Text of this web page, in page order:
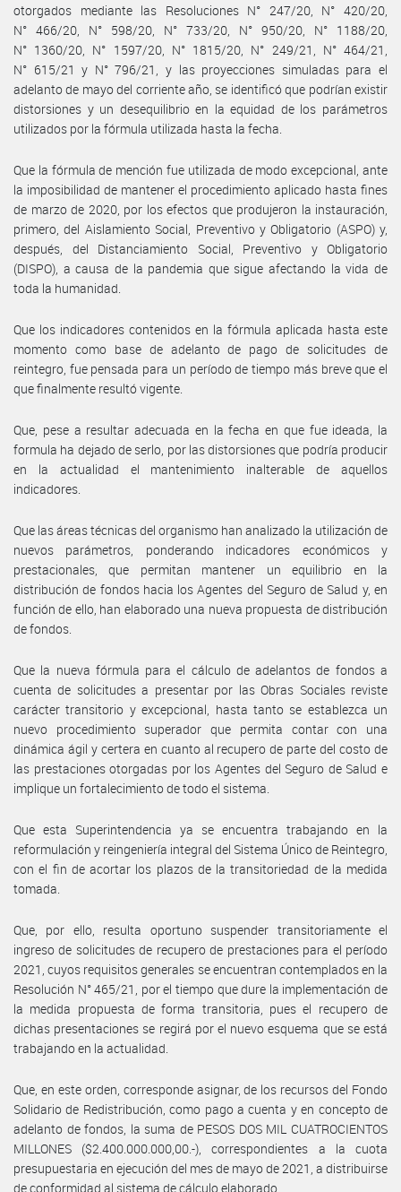
otorgados mediante las Resoluciones N° 247/20, N° 420/20,
N° 466/20, N° 598/20, N° 733/20, N° 950/20, N° 1188/20,
N° 1360/20, N° 1597/20, N° 1815/20, N° 249/21, N° 464/21,
N° 615/21 y N° 796/21, y las proyecciones simuladas para el
adelanto de mayo del corriente año, se identificó que podrían existir
distorsiones y un desequilibrio en la equidad de los parámetros
utilizados por la fórmula utilizada hasta la fecha.
Que la fórmula de mención fue utilizada de modo excepcional, ante
la imposibilidad de mantener el procedimiento aplicado hasta fines
de marzo de 2020, por los efectos que produjeron la instauración,
primero, del Aislamiento Social, Preventivo y Obligatorio (ASPO) y,
después, del Distanciamiento Social, Preventivo y Obligatorio
(DISPO), a causa de la pandemia que sigue afectando la vida de
toda la humanidad.
Que los indicadores contenidos en la fórmula aplicada hasta este
momento como base de adelanto de pago de solicitudes de
reintegro, fue pensada para un período de tiempo más breve que el
que finalmente resultó vigente.
Que, pese a resultar adecuada en la fecha en que fue ideada, la
formula ha dejado de serlo, por las distorsiones que podría producir
en la actualidad el mantenimiento inalterable de aquellos
indicadores.
Que las áreas técnicas del organismo han analizado la utilización de
nuevos parámetros, ponderando indicadores económicos y
prestacionales, que permitan mantener un equilibrio en la
distribución de fondos hacia los Agentes del Seguro de Salud y, en
función de ello, han elaborado una nueva propuesta de distribución
de fondos.
Que la nueva fórmula para el cálculo de adelantos de fondos a
cuenta de solicitudes a presentar por las Obras Sociales reviste
carácter transitorio y excepcional, hasta tanto se establezca un
nuevo procedimiento superador que permita contar con una
dinámica ágil y certera en cuanto al recupero de parte del costo de
las prestaciones otorgadas por los Agentes del Seguro de Salud e
implique un fortalecimiento de todo el sistema.
Que esta Superintendencia ya se encuentra trabajando en la
reformulación y reingeniería integral del Sistema Único de Reintegro,
con el fin de acortar los plazos de la transitoriedad de la medida
tomada.
Que, por ello, resulta oportuno suspender transitoriamente el
ingreso de solicitudes de recupero de prestaciones para el período
2021, cuyos requisitos generales se encuentran contemplados en la
Resolución N° 465/21, por el tiempo que dure la implementación de
la medida propuesta de forma transitoria, pues el recupero de
dichas presentaciones se regirá por el nuevo esquema que se está
trabajando en la actualidad.
Que, en este orden, corresponde asignar, de los recursos del Fondo
Solidario de Redistribución, como pago a cuenta y en concepto de
adelanto de fondos, la suma de PESOS DOS MIL CUATROCIENTOS
MILLONES ($2.400.000.000,00.-), correspondientes a la cuota
presupuestaria en ejecución del mes de mayo de 2021, a distribuirse
de conformidad al sistema de cálculo elaborado.